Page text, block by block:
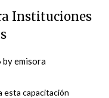
Instituciones
byemisora
esta capacitación